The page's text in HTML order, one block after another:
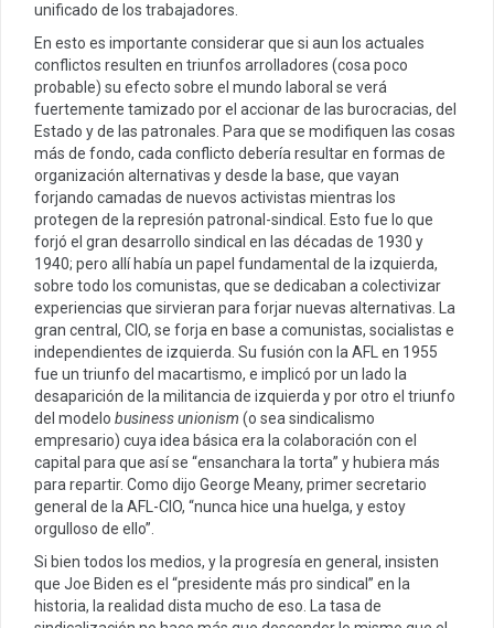
unificado de los trabajadores.
En esto es importante considerar que si aun los actuales
conflictos resulten en triunfos arrolladores (cosa poco
probable) su efecto sobre el mundo laboral se verá
fuertemente tamizado por el accionar de las burocracias, del
Estado y de las patronales. Para que se modifiquen las cosas
más de fondo, cada conflicto debería resultar en formas de
organización alternativas y desde la base, que vayan
forjando camadas de nuevos activistas mientras los
protegen de la represión patronal-sindical. Esto fue lo que
forjó el gran desarrollo sindical en las décadas de 1930 y
1940; pero allí había un papel fundamental de la izquierda,
sobre todo los comunistas, que se dedicaban a colectivizar
experiencias que sirvieran para forjar nuevas alternativas. La
gran central, CIO, se forja en base a comunistas, socialistas e
independientes de izquierda. Su fusión con la AFL en 1955
fue un triunfo del macartismo, e implicó por un lado la
desaparición de la militancia de izquierda y por otro el triunfo
del modelo business unionism (o sea sindicalismo
empresario) cuya idea básica era la colaboración con el
capital para que así se “ensanchara la torta” y hubiera más
para repartir. Como dijo George Meany, primer secretario
general de la AFL-CIO, “nunca hice una huelga, y estoy
orgulloso de ello”.
Si bien todos los medios, y la progresía en general, insisten
que Joe Biden es el “presidente más pro sindical” en la
historia, la realidad dista mucho de eso. La tasa de